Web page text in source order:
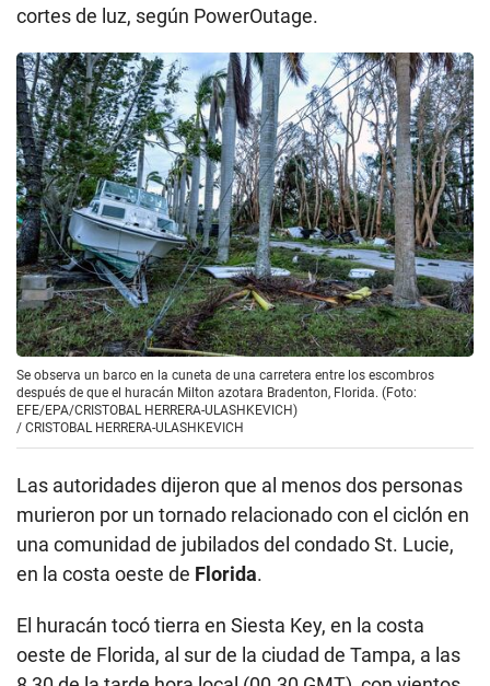
cortes de luz, según PowerOutage.
Se observa un barco en la cuneta de una carretera entre los escombros
después de que el huracán Milton azotara Bradenton, Florida. (Foto:
EFE/EPA/CRISTOBAL HERRERA-ULASHKEVICH)
/ CRISTOBAL HERRERA-ULASHKEVICH
Las autoridades dijeron que al menos dos personas
murieron por un tornado relacionado con el ciclón en
una comunidad de jubilados del condado St. Lucie,
en la costa oeste de Florida.
El huracán tocó tierra en Siesta Key, en la costa
oeste de Florida, al sur de la ciudad de Tampa, a las